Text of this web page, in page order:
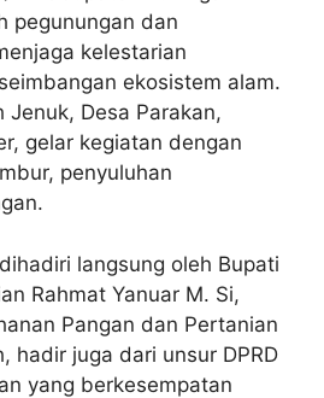
pegunungan dan
kelestarian
ekosistem alam.
Jenuk, Desa Parakan,
gelar kegiatan dengan
penyuluhan
langsung oleh Bupati
Rahmat Yanuar M. Si,
Pangan dan Pertanian
hadir juga dari unsur DPRD
yang berkesempatan